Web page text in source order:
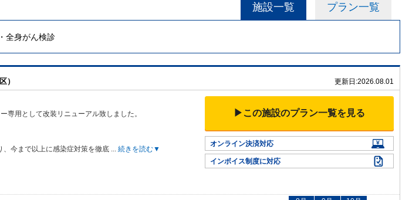
施設一覧 プラン一覧
全身がん検診
） 更新日:2026.08.01
専用として改装リニューアル致しました。
、今まで以上に感染症対策を徹底 ... 続きを読む▼
▶この施設のプラン一覧を見る
オンライン決済対応
インボイス制度に対応